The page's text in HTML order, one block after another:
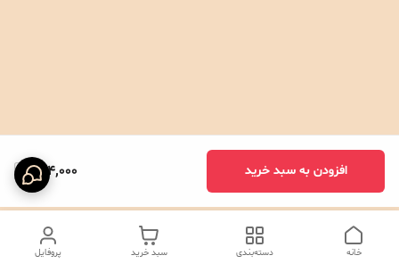
294,000 افزودن به سبد خرید
پروفایل سبد خرید دسته‌بندی خانه